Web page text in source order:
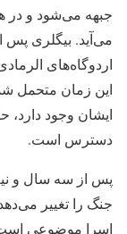
جبهه می‌شود و در
می‌آید. بیگلری پس
اردوگاه‌های
این زمان متحمل
ایشان وجود دارد،
دسترس است.
پس از سه سال و
اسرا موضوعی